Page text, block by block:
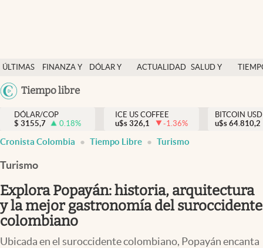
ÚLTIMAS
NOTICIAS
FINANZA Y
DÓLAR Y
ACTUALIDAD SALUD Y
México
Tiempo libre
Salud y nutrición
Vida espiritual
Actualidad
Colombia
DÓLAR/COP
$ 3155,7 0.18%
ICE US COFFEE
u$s 326,1 -1.36%
BITCOIN USD
u$s 64.810,2
Cronista Colombia Tiempo Libre Turismo
Turismo
Explora Popayán: historia, arquitectura
y la mejor gastronomía del suroccidente
colombiano
Ubicada en el suroccidente colombiano, Popayán encanta